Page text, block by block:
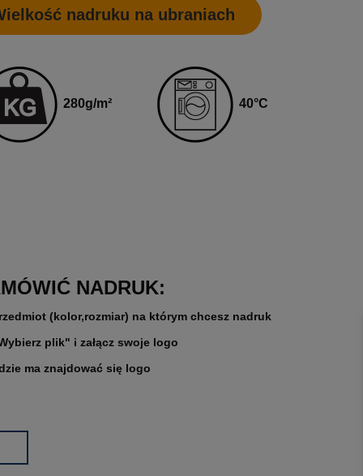
nadruku na ubraniach
280g/m² 40°C
NADRUK:
(kolor,rozmiar) na którym chcesz nadruk
plik" i załącz swoje logo
ma znajdować się logo